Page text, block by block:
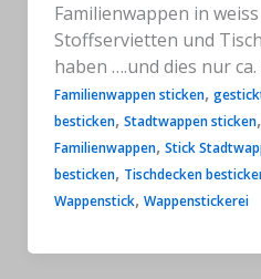
Familienwappen in
Stoffservietten und
haben ….und dies nur ca.
Familienwappen sticken,
besticken, Stadtwappen sticken,
Familienwappen, Stick
besticken, Tischdecken
Wappenstick, Wappenstickerei